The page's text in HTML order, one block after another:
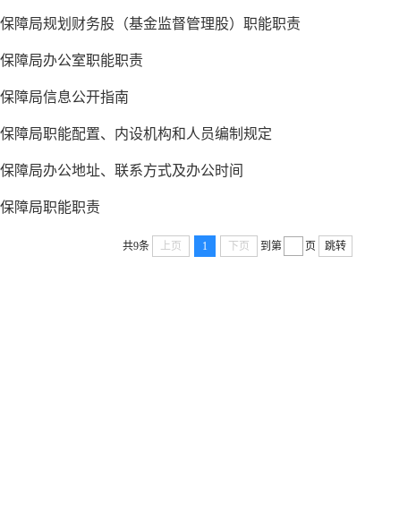
障局规划财务股（基金监督管理股）职能职责
障局办公室职能职责
障局信息公开指南
障局职能配置、内设机构和人员编制规定
障局办公地址、联系方式及办公时间
障局职能职责
共9条 上页 1 下页 到第 页 跳转